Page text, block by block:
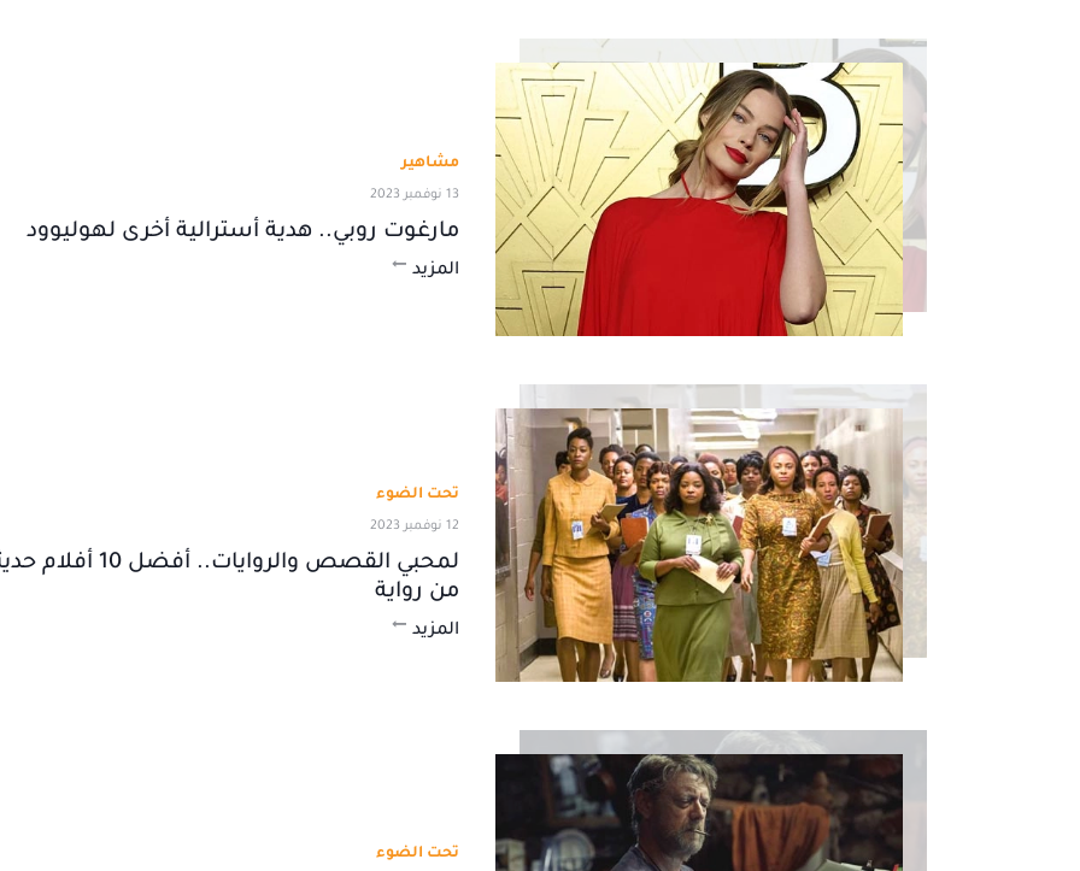
مشاهير
13 نوفمبر 2023
مارغوت روبي.. هدية أسترالية أخرى لهوليوود
المزيد
تحت الضوء
12 نوفمبر 2023
لمحبي القصص
من رواية
المزيد
تحت الضوء